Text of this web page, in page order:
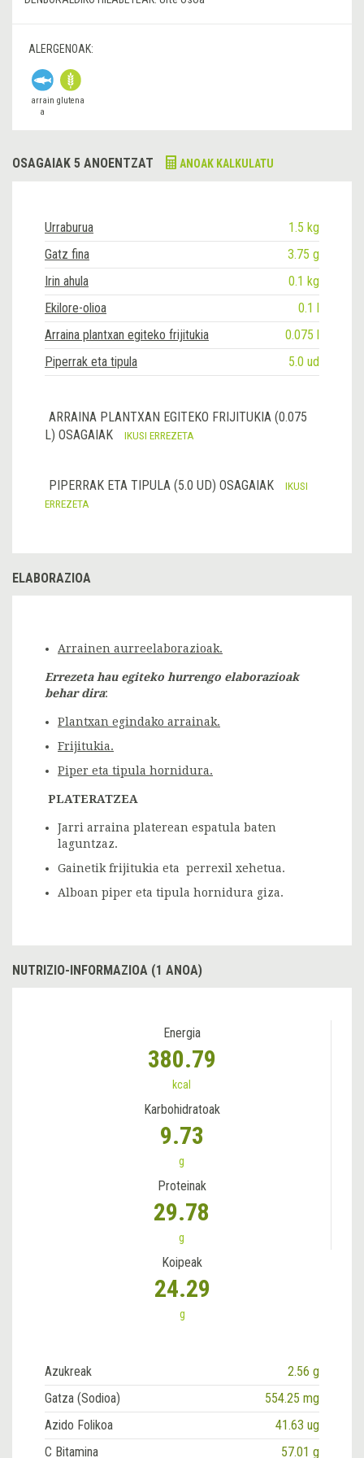
ALERGENOAK:
arrain
a
glutena
OSAGAIAK 5 ANOENTZAT ANOAK KALKULATU
Urraburua
1.5 kg
Gatz fina
3.75 g
Irin ahula
0.1 kg
Ekilore-olioa
0.1 l
Arraina plantxan egiteko frijitukia
0.075 l
Piperrak eta tipula
5.0 ud
ARRAINA PLANTXAN EGITEKO FRIJITUKIA (0.075
L) OSAGAIAK
IKUSI ERREZETA
PIPERRAK ETA TIPULA (5.0 UD) OSAGAIAK
IKUSI
ERREZETA
ELABORAZIOA
Arrainen aurreelaborazioak.
Errezeta hau egiteko hurrengo elaborazioak
behar dira:
Plantxan egindako arrainak.
Frijitukia.
Piper eta tipula hornidura.
PLATERATZEA
Jarri arraina platerean espatula baten
laguntzaz.
Gainetik frijitukia eta perrexil xehetua.
Alboan piper eta tipula hornidura giza.
NUTRIZIO-INFORMAZIOA (1 ANOA)
Energia
380.79
kcal
Karbohidratoak
9.73
g
Proteinak
29.78
g
Koipeak
24.29
g
Azukreak
2.56 g
Gatza (Sodioa)
554.25 mg
Azido Folikoa
41.63 ug
C Bitamina
57.01 g